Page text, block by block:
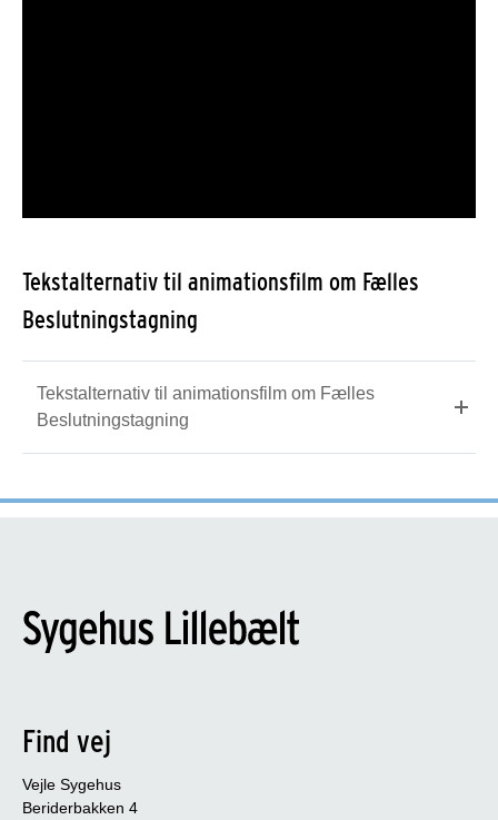
Tekstalternativ til animationsfilm om Fælles
Beslutningstagning
Tekstalternativ til animationsfilm om Fælles
Beslutningstagning
Find vej
Vejle Sygehus
Beriderbakken 4